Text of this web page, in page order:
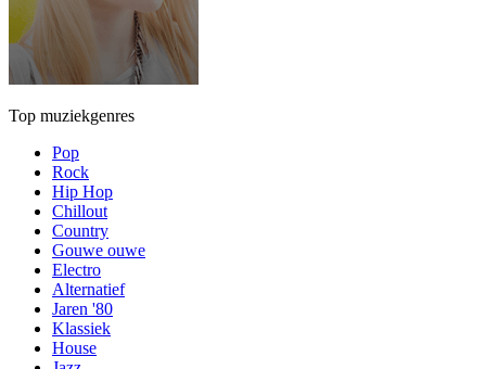
Top muziekgenres
Pop
Rock
Hip Hop
Chillout
Country
Gouwe ouwe
Electro
Alternatief
Jaren '80
Klassiek
House